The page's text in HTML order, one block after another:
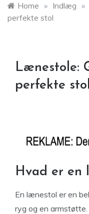
Home » Indlæg »
perfekte stol
Lænestole:
perfekte stol
Hvad er en
En lænestol er en
ryg og en